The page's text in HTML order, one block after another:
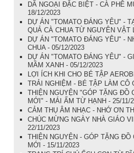
DÃ NGOẠI ĐẶC BIỆT - CÀ PHÊ
18/12/2023
DỰ ÁN "TOMATO ĐÁNG YÊU" -
QUẢ CÀ CHUA TỪ NGUYÊN VẬT
DỰ ÁN "TOMATO ĐÁNG YÊU" -
CHUA - 05/12/2023
DỰ ÁN "TOMATO ĐÁNG YÊU" -
MẦM XANH - 05/12/2023
LỢI ÍCH KHI CHO BÉ TẬP
TRẢI NGHIỆM - BÉ TẬP LÀM CÔ
THIỆN NGUYỆN "GÓP TẶNG ĐỒ
MỚI" - MÁI ẤM TỪ HẠNH - 25/11/
CẢM THỤ ÂM NHẠC - NHỚ ƠN
CHÚC MỪNG NGÀY NHÀ GIÁO
22/11/2023
THIỆN NGUYỆN - GÓP TẶNG ĐỒ
MỚI - 15/11/2023